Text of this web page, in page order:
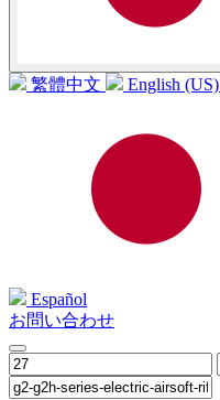
繁體中文 English (US)
Español
お問い合わせ